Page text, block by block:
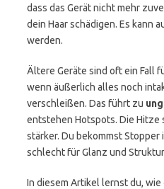
dass das Gerät nicht mehr
dein Haar schädigen. Es kann
werden.
Ältere Geräte sind oft ein Fall
wenn äußerlich alles noch
verschleißen. Das führt zu
entstehen Hotspots. Die Hitze
stärker. Du bekommst Stopper
schlecht für Glanz und
In diesem Artikel lernst du,